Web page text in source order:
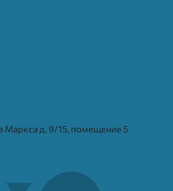
Маркса д. 9/15, помещение 5